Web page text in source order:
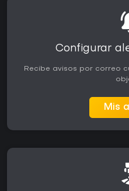
Configurar
Recibe avisos por correo
Mis